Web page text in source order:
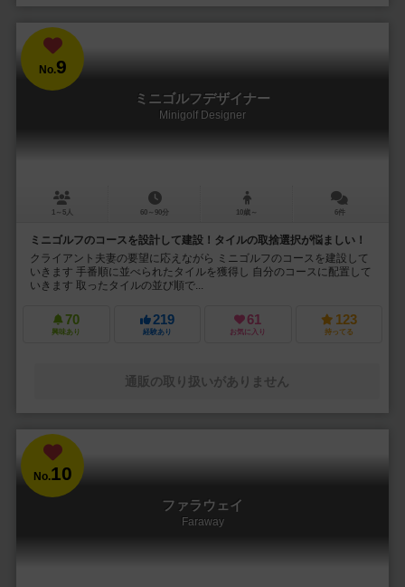
No.9
ミニゴルフデザイナー
Minigolf Designer
1～5人 60～90分 10歳～ 6件
ミニゴルフのコースを設計して建設！タイルの取捨選択が悩ましい！
クライアント夫妻の要望に応えながら ミニゴルフのコースを建設して
いきます 手番順に並べられたタイルを獲得し 自分のコースに配置して
いきます 取ったタイルの並び順で...
70
興味あり
219
経験あり
61
お気に入り
123
持ってる
通販の取り扱いがありません
No.10
ファラウェイ
Faraway